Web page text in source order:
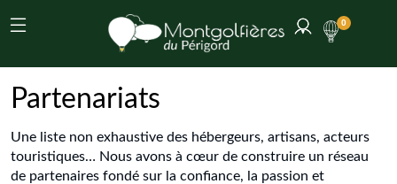
0
Partenariats
Une liste non exhaustive des hébergeurs, artisans, acteurs
touristiques… Nous avons à cœur de construire un réseau
de partenaires fondé sur la confiance, la passion et